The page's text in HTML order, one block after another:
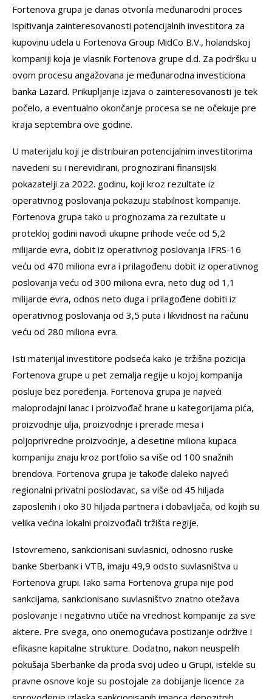
Fortenova grupa je danas otvorila međunarodni proces
ispitivanja zainteresovanosti potencijalnih investitora za
kupovinu udela u Fortenova Group MidCo B.V., holandskoj
kompaniji koja je vlasnik Fortenova grupe d.d. Za podršku u
ovom procesu angažovana je međunarodna investiciona
banka Lazard. Prikupljanje izjava o zainteresovanosti je tek
počelo, a eventualno okončanje procesa se ne očekuje pre
kraja septembra ove godine.
U materijalu koji je distribuiran potencijalnim investitorima
navedeni su i nerevidirani, prognozirani finansijski
pokazatelji za 2022. godinu, koji kroz rezultate iz
operativnog poslovanja pokazuju stabilnost kompanije.
Fortenova grupa tako u prognozama za rezultate u
protekloj godini navodi ukupne prihode veće od 5,2
milijarde evra, dobit iz operativnog poslovanja IFRS-16
veću od 470 miliona evra i prilagođenu dobit iz operativnog
poslovanja veću od 300 miliona evra, neto dug od 1,1
milijarde evra, odnos neto duga i prilagođene dobiti iz
operativnog poslovanja od 3,5 puta i likvidnost na računu
veću od 280 miliona evra.
Isti materijal investitore podseća kako je tržišna pozicija
Fortenova grupe u pet zemalja regije u kojoj kompanija
posluje bez poređenja. Fortenova grupa je najveći
maloprodajni lanac i proizvođač hrane u kategorijama pića,
proizvodnje ulja, proizvodnje i prerade mesa i
poljoprivredne proizvodnje, a desetine miliona kupaca
kompaniju znaju kroz portfolio sa više od 100 snažnih
brendova. Fortenova grupa je takođe daleko najveći
regionalni privatni poslodavac, sa više od 45 hiljada
zaposlenih i oko 30 hiljada partnera i dobavljača, od kojih su
velika većina lokalni proizvođači tržišta regije.
Istovremeno, sankcionisani suvlasnici, odnosno ruske
banke Sberbank i VTB, imaju 49,9 odsto suvlasništva u
Fortenova grupi. Iako sama Fortenova grupa nije pod
sankcijama, sankcionisano suvlasništvo znatno otežava
poslovanje i negativno utiče na vrednost kompanije za sve
aktere. Pre svega, ono onemogućava postizanje održive i
efikasne kapitalne strukture. Dodatno, nakon neuspelih
pokušaja Sberbanke da proda svoj udeo u Grupi, istekle su
pravne osnove koje su postojale za dobijanje licence za